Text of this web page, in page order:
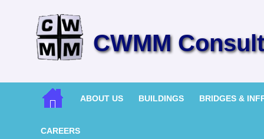
CWMM
ABOUT US BUILDINGS BRIDGES &
CAREERS